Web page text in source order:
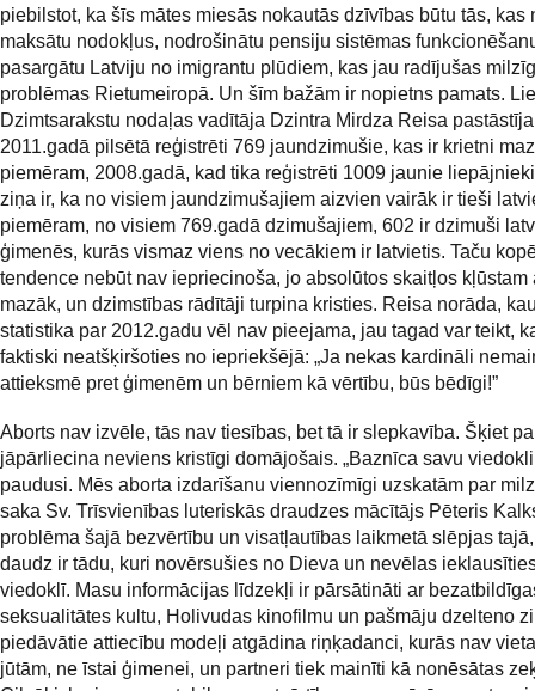
piebilstot, ka šīs mātes miesās nokautās dzīvības būtu tās, kas
maksātu nodokļus, nodrošinātu pensiju sistēmas
pasargātu Latviju no imigrantu plūdiem, kas jau radījušas
problēmas Rietumeiropā. Un šīm bažām ir nopietns pamats.
Dzimtsarakstu nodaļas vadītāja Dzintra Mirdza Reisa
2011.gadā pilsētā reģistrēti 769 jaundzimušie, kas ir krietni
piemēram, 2008.gadā, kad tika reģistrēti 1009 jaunie
ziņa ir, ka no visiem jaundzimušajiem aizvien vairāk ir tieši
piemēram, no visiem 769.gadā dzimušajiem, 602 ir dzimuši
ģimenēs, kurās vismaz viens no vecākiem ir latvietis. Taču
tendence nebūt nav iepriecinoša, jo absolūtos skaitļos kļūstam
mazāk, un dzimstības rādītāji turpina kristies. Reisa norāda,
statistika par 2012.gadu vēl nav pieejama, jau tagad var teikt,
faktiski neatšķiršoties no iepriekšējā: „Ja nekas kardināli
attieksmē pret ģimenēm un bērniem kā vērtību, būs bēdīgi!”
Aborts nav izvēle, tās nav tiesības, bet tā ir slepkavība. Šķiet
jāpārliecina neviens kristīgi domājošais. „Baznīca savu
paudusi. Mēs aborta izdarīšanu viennozīmīgi uzskatām par
saka Sv. Trīsvienības luteriskās draudzes mācītājs Pēteris
problēma šajā bezvērtību un visatļautības laikmetā slēpjas
daudz ir tādu, kuri novērsušies no Dieva un nevēlas
viedoklī. Masu informācijas līdzekļi ir pārsātināti ar
seksualitātes kultu, Holivudas kinofilmu un pašmāju dzelteno
piedāvātie attiecību modeļi atgādina riņķadanci, kurās nav
jūtām, ne īstai ģimenei, un partneri tiek mainīti kā nonēsātas